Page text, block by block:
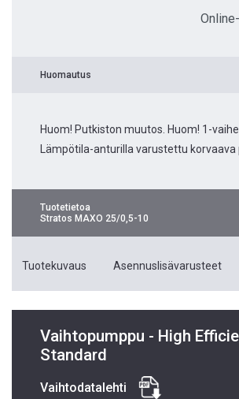
Huomautus
Huom! Putkiston muutos. Huom! 1-
Lämpötila-anturilla varustettu korvaava
Tuotetietoa
Stratos MAXO 25/0,5-10
Tuotekuvaus Asennuslisävarusteet
Vaihtopumppu - High
Standard
Vaihtodatalehti